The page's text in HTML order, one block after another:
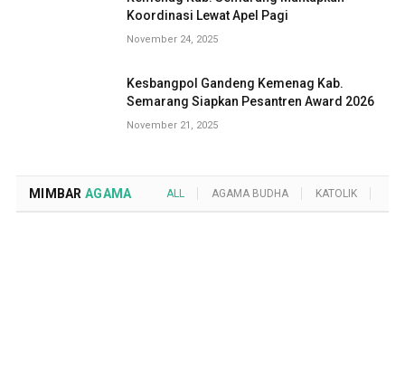
Koordinasi Lewat Apel Pagi
November 24, 2025
Kesbangpol Gandeng Kemenag Kab.
Semarang Siapkan Pesantren Award 2026
November 21, 2025
MIMBAR AGAMA ALL AGAMA BUDHA KATOLIK